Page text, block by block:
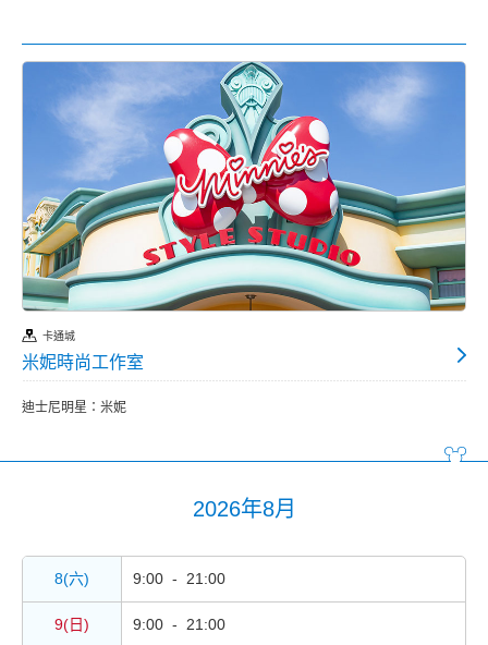
卡通城
米妮時尚工作室
迪士尼明星：米妮
2026年8月
8(六) 9:00 - 21:00
9(日) 9:00 - 21:00